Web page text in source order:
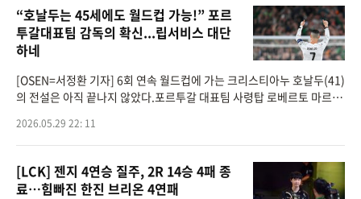
“호날두는 45세에도 월드컵 가능!” 포르
투갈대표팀 감독의 확신...립서비스 대단
하네
[OSEN=서정환 기자] 6회 연속 월드컵에 가는 크리스티아누 호날두(41)
의 전설은 아직 끝나지 않았다.포르투갈 대표팀 사령탑 로베르토 마르티
강한 신뢰를 드러
2026.05.29 22: 11
[LCK] 젠지 4연승 질주, 2R 14승 4패 종
료…힘빠진 한진 브리온 4연패